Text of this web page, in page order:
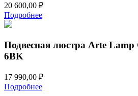
20 600,00 ₽
Подробнее
Подвесная люстра Arte Lamp
6BK
17 990,00 ₽
Подробнее